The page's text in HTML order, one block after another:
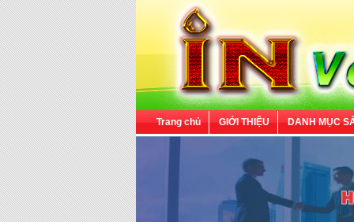
Trang chủ GIỚI THIỆU DANH MỤC